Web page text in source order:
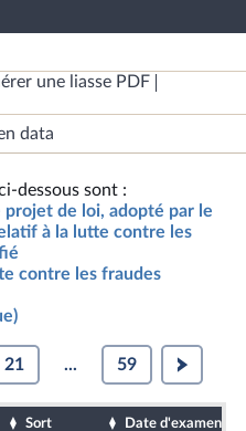
une liasse PDF
data
dessous sont :
projet de loi, adopté par le
à la lutte contre les
contre les fraudes
21 ... 59
Sort Date d'examen